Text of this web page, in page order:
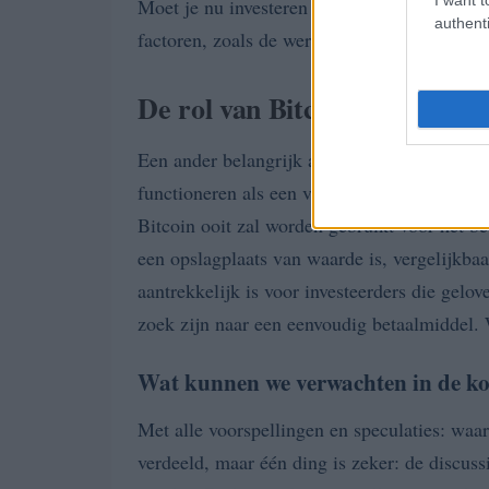
Moet je nu investeren of wachten? De
factoren, zoals de wereldwijde economie
De rol van Bitcoin als
Een ander belangrijk aspect van de
functioneren als een valuta voor
Bitcoin ooit zal worden gebruikt voor het
een opslagplaats van waarde is,
aantrekkelijk is voor investeerders die
zoek zijn naar een eenvoudig
Wat kunnen we verwachten in de
Met alle voorspellingen en speculaties:
verdeeld, maar één ding is zeker: de